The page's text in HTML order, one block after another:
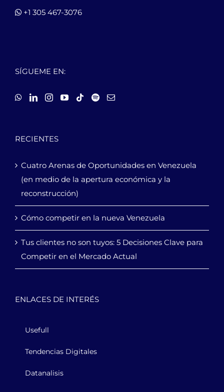
+1 305 467-3076
SÍGUEME EN:
RECIENTES
Cuatro Arenas de Oportunidades en Venezuela
(en medio de la apertura económica y la
reconstrucción)
Cómo competir en la nueva Venezuela
Tus clientes no son tuyos: 5 Decisiones Clave para
Competir en el Mercado Actual
ENLACES DE INTERÉS
Usefull
Tendencias Digitales
Datanalisis